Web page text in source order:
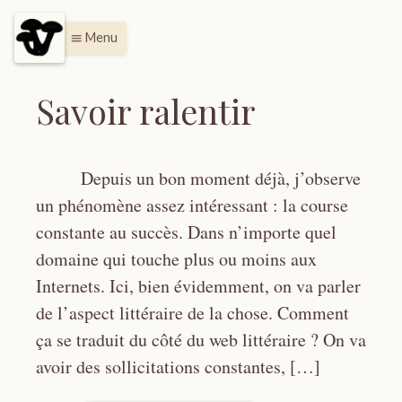
menu Menu
Savoir ralentir
Depuis un bon moment déjà, j’observe
un phénomène assez intéressant : la course
constante au succès. Dans n’importe quel
domaine qui touche plus ou moins aux
Internets. Ici, bien évidemment, on va parler
de l’aspect littéraire de la chose. Comment
ça se traduit du côté du web littéraire ? On va
avoir des sollicitations constantes, […]